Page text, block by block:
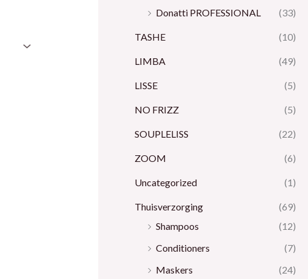
Donatti PROFESSIONAL
(33)
TASHE (10)
LIMBA (49)
LISSE (5)
NO FRIZZ (5)
SOUPLELISS (22)
ZOOM (6)
Uncategorized (1)
Thuisverzorging
(69)
Shampoos
(12)
Conditioners
(7)
Maskers
(24)